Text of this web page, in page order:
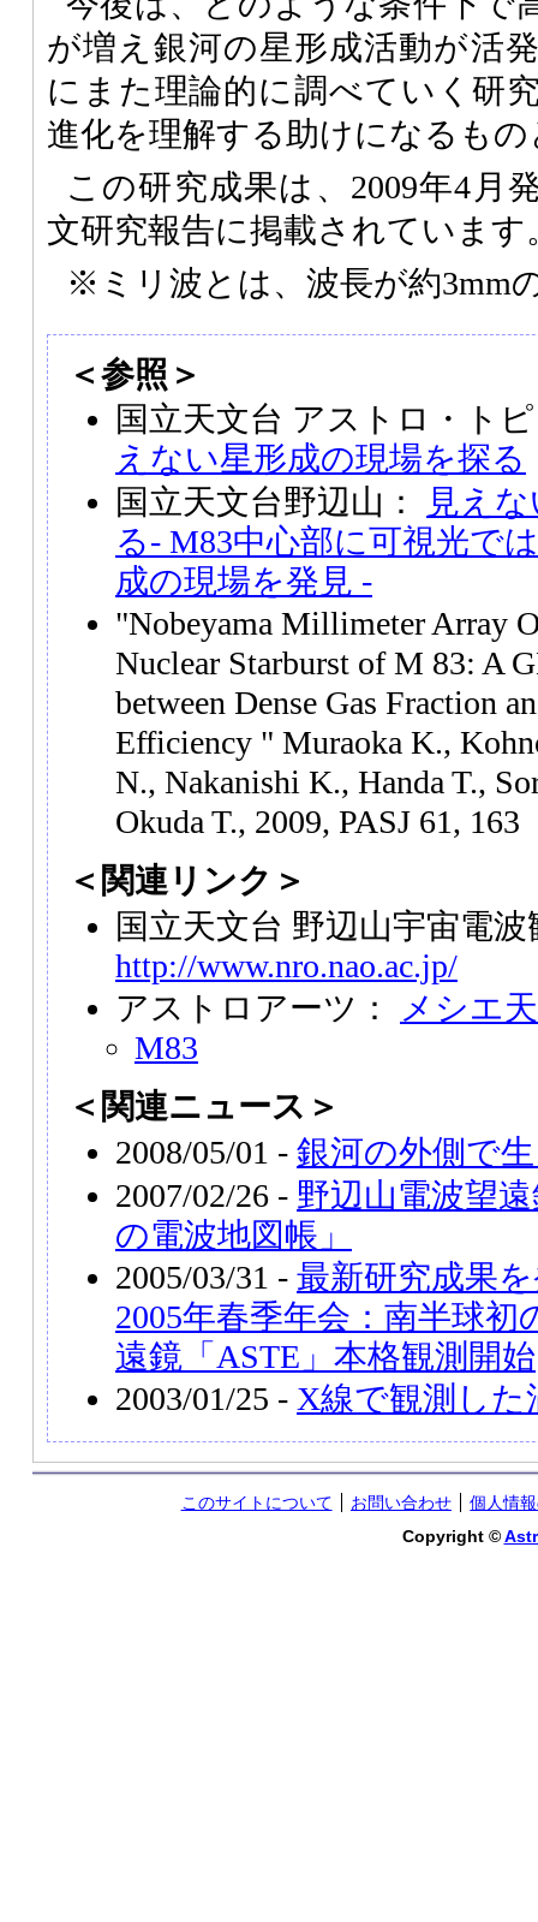
が増え銀河の星形成活動が活
にまた理論的に調べていく研
進化を理解する助けになるも
この研究成果は、2009年4月
文研究報告に掲載されています
※ミリ波とは、波長が約3mm
＜参照＞
国立天文台 アストロ・ト
えない星形成の現場を探る
国立天文台野辺山：
見え
る- M83中心部に可視光で
成の現場を発見 -
"Nobeyama Millimeter Array
Nuclear Starburst of M 83: A
between Dense Gas Fraction
Efficiency " Muraoka K.,
N., Nakanishi K., Handa T.,
Okuda T., 2009, PASJ 61, 163
＜関連リンク＞
国立天文台 野辺山宇宙電
http://www.nro.nao.ac.jp/
アストロアーツ： メシエ
M83
＜関連ニュース＞
2008/05/01 - 銀河の外側で
2007/02/26 - 野辺山電波望
の電波地図帳」
2005/03/31 - 最新研究成果
2005年春季年会：南半球初
遠鏡「ASTE」本格観測開始
2003/01/25 - X線で観測した
このサイトについて お問い合わせ
個人情
Copyright ©